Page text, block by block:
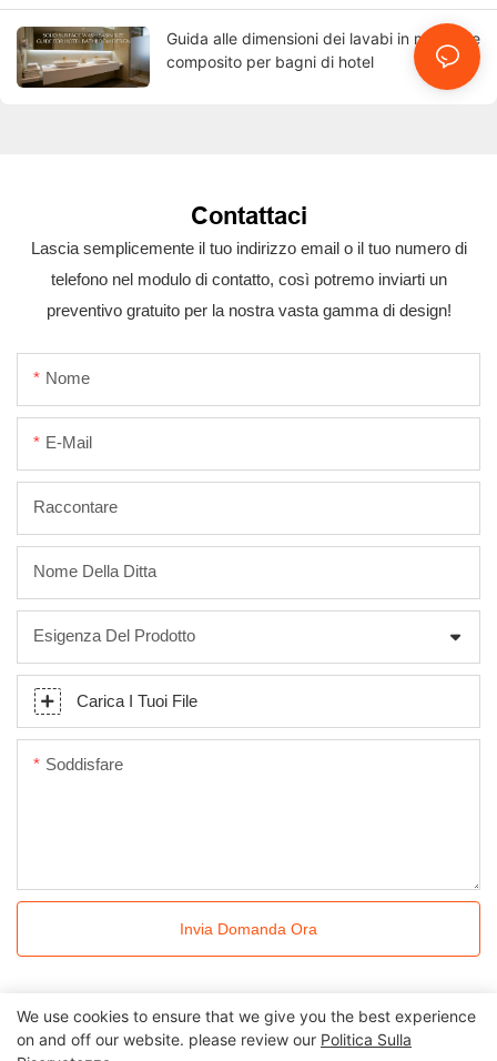
Guida alle dimensioni dei lavabi in materiale
composito per bagni di hotel
Contattaci
Lascia semplicemente il tuo indirizzo email o il tuo numero di
telefono nel modulo di contatto, così potremo inviarti un
preventivo gratuito per la nostra vasta gamma di design!
Nome
E-Mail
Raccontare
Nome Della Ditta
Esigenza Del Prodotto
Carica I Tuoi File
Soddisfare
Invia Domanda Ora
We use cookies to ensure that we give you the best experience
on and off our website. please review our Politica Sulla